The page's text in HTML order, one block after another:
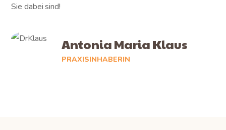
Sie dabei sind!
Antonia Maria Klaus
PRAXISINHABERIN